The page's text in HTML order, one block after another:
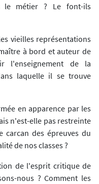
le métier ? Le font-ils
vieilles représentations
à bord et auteur de
l'enseignement de la
laquelle il se trouve
en apparence par les
n'est-elle pas restreinte
des épreuves du
de nos classes ?
de l'esprit critique de
nous ? Comment les